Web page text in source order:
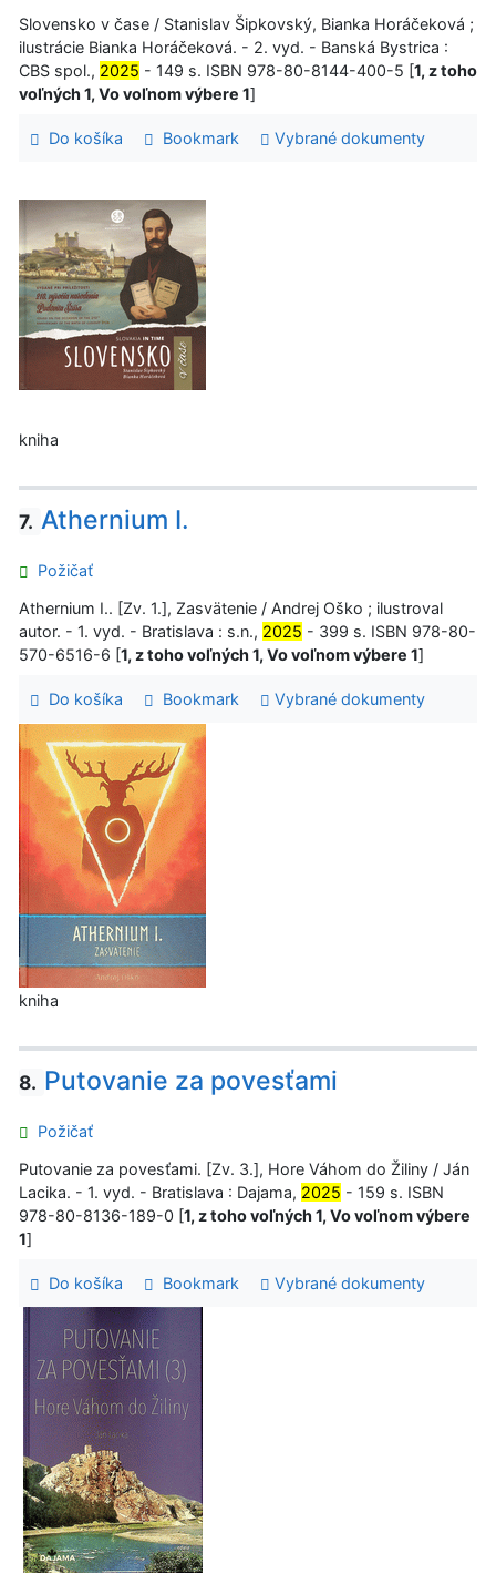
Slovensko v čase / Stanislav Šipkovský, Bianka Horáčeková ;
ilustrácie Bianka Horáčeková. - 2. vyd. - Banská Bystrica :
CBS spol., 2025 - 149 s. ISBN 978-80-8144-400-5 [1, z toho
voľných 1, Vo voľnom výbere 1]
Do košíka Bookmark Vybrané dokumenty
kniha
7. Athernium I.
Požičať
Athernium I.. [Zv. 1.], Zasvätenie / Andrej Oško ; ilustroval
autor. - 1. vyd. - Bratislava : s.n., 2025 - 399 s. ISBN 978-80-
570-6516-6 [1, z toho voľných 1, Vo voľnom výbere 1]
Do košíka Bookmark Vybrané dokumenty
kniha
8. Putovanie za povesťami
Požičať
Putovanie za povesťami. [Zv. 3.], Hore Váhom do Žiliny / Ján
Lacika. - 1. vyd. - Bratislava : Dajama, 2025 - 159 s. ISBN
978-80-8136-189-0 [1, z toho voľných 1, Vo voľnom výbere
1]
Do košíka Bookmark Vybrané dokumenty